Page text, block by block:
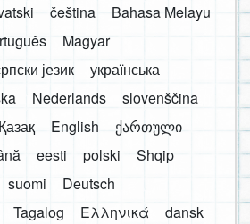
čeština
Bahasa Melayu
Magyar
језик
українська
Nederlands
slovenščina
Қазақ English
ქართული
eesti polski
Shqip
suomi
Deutsch
Tagalog Ελληνικά dansk